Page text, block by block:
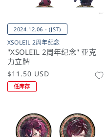
2024.12.06 - (JST)
XSOLEIL 2周年纪念
"XSOLEIL 2周年纪念" 亚克
力立牌
常
规
价
$11.50 USD
低库存